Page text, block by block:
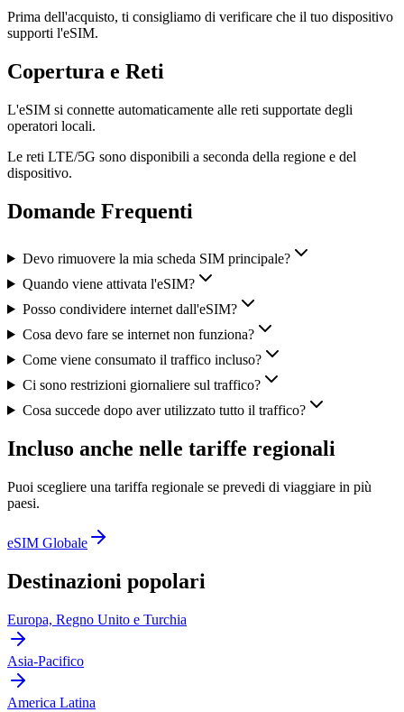
Prima dell'acquisto, ti consigliamo di verificare che il tuo dispositivo
supporti l'eSIM.
Copertura e Reti
L'eSIM si connette automaticamente alle reti supportate degli
operatori locali.
Le reti LTE/5G sono disponibili a seconda della regione e del
dispositivo.
Domande Frequenti
Devo rimuovere la mia scheda SIM principale?
Quando viene attivata l'eSIM?
Posso condividere internet dall'eSIM?
Cosa devo fare se internet non funziona?
Come viene consumato il traffico incluso?
Ci sono restrizioni giornaliere sul traffico?
Cosa succede dopo aver utilizzato tutto il traffico?
Incluso anche nelle tariffe regionali
Puoi scegliere una tariffa regionale se prevedi di viaggiare in più
paesi.
eSIM Globale
Destinazioni popolari
Europa, Regno Unito e Turchia
Asia-Pacifico
America Latina